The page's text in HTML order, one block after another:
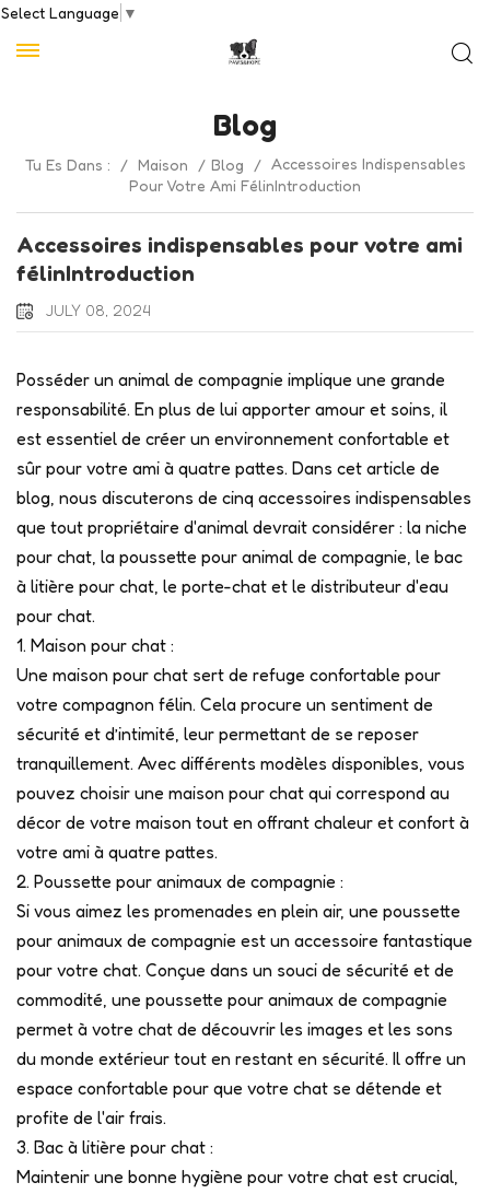
Select Language ▼
Blog
Tu Es Dans : / Maison / Blog / Accessoires Indispensables
Pour Votre Ami FélinIntroduction
Accessoires indispensables pour votre ami
félinIntroduction
JULY 08, 2024
Posséder un animal de compagnie implique une grande
responsabilité. En plus de lui apporter amour et soins, il
est essentiel de créer un environnement confortable et
sûr pour votre ami à quatre pattes. Dans cet article de
blog, nous discuterons de cinq accessoires indispensables
que tout propriétaire d'animal devrait considérer : la niche
pour chat, la poussette pour animal de compagnie, le bac
à litière pour chat, le porte-chat et le distributeur d'eau
pour chat.
1. Maison pour chat :
Une maison pour chat sert de refuge confortable pour
votre compagnon félin. Cela procure un sentiment de
sécurité et d’intimité, leur permettant de se reposer
tranquillement. Avec différents modèles disponibles, vous
pouvez choisir une maison pour chat qui correspond au
décor de votre maison tout en offrant chaleur et confort à
votre ami à quatre pattes.
2. Poussette pour animaux de compagnie :
Si vous aimez les promenades en plein air, une poussette
pour animaux de compagnie est un accessoire fantastique
pour votre chat. Conçue dans un souci de sécurité et de
commodité, une poussette pour animaux de compagnie
permet à votre chat de découvrir les images et les sons
du monde extérieur tout en restant en sécurité. Il offre un
espace confortable pour que votre chat se détende et
profite de l'air frais.
3. Bac à litière pour chat :
Maintenir une bonne hygiène pour votre chat est crucial,